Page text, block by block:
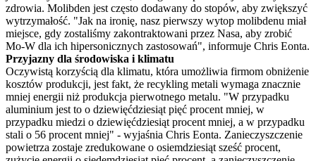
zdrowia. Molibden jest często dodawany do stopów, aby zwiększyć
wytrzymałość. "Jak na ironię, nasz pierwszy wytop molibdenu miał
miejsce, gdy zostaliśmy zakontraktowani przez Nasa, aby zrobić
Mo-W dla ich hipersonicznych zastosowań", informuje Chris Eonta.
Przyjazny dla środowiska i klimatu
Oczywistą korzyścią dla klimatu, która umożliwia firmom obniżenie
kosztów produkcji, jest fakt, że recykling metali wymaga znacznie
mniej energii niż produkcja pierwotnego metalu. "W przypadku
aluminium jest to o dziewięćdziesiąt pięć procent mniej, w
przypadku miedzi o dziewięćdziesiąt procent mniej, a w przypadku
stali o 56 procent mniej" - wyjaśnia Chris Eonta. Zanieczyszczenie
powietrza zostaje zredukowane o osiemdziesiąt sześć procent,